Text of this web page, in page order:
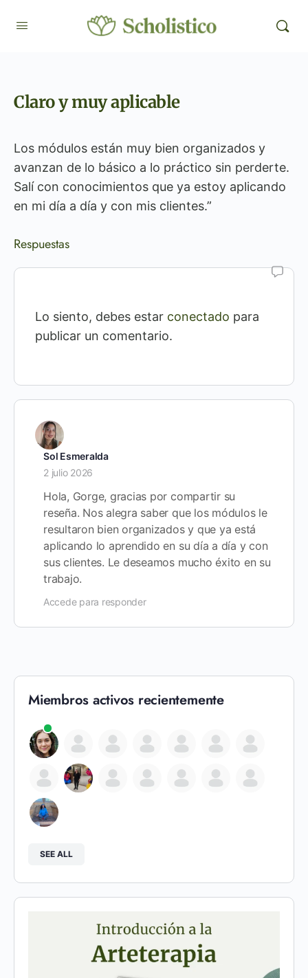
Claro y muy aplicable
Los módulos están muy bien organizados y
avanzan de lo básico a lo práctico sin perderte.
Salí con conocimientos que ya estoy aplicando
en mi día a día y con mis clientes.”
Respuestas
Lo siento, debes estar conectado para
publicar un comentario.
Sol Esmeralda
2 julio 2026
Hola, Gorge, gracias por compartir su
reseña. Nos alegra saber que los módulos le
resultaron bien organizados y que ya está
aplicando lo aprendido en su día a día y con
sus clientes. Le deseamos mucho éxito en su
trabajo.
Accede para responder
Miembros activos recientemente
SEE ALL